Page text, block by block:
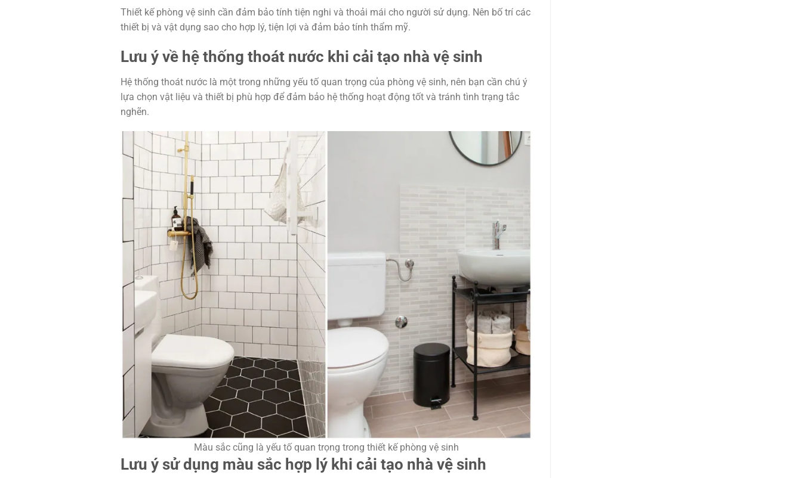
Thiết kế phòng vệ sinh cần đảm bảo tính tiện nghi và thoải mái cho người sử dụng. Nên bố trí các
thiết bị và vật dụng sao cho hợp lý, tiện lợi và đảm bảo tính thẩm mỹ.
Lưu ý về hệ thống thoát nước khi cải tạo nhà vệ sinh
Hệ thống thoát nước là một trong những yếu tố quan trọng của phòng vệ sinh, nên bạn cần chú ý
lựa chọn vật liệu và thiết bị phù hợp để đảm bảo hệ thống hoạt động tốt và tránh tình trạng tắc
nghẽn.
Màu sắc cũng là yếu tố quan trọng trong thiết kế phòng vệ sinh
Lưu ý sử dụng màu sắc hợp lý khi cải tạo nhà vệ sinh